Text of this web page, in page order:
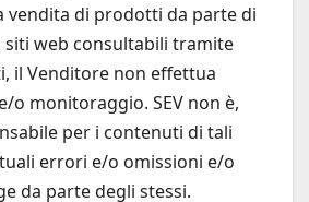
vendita di prodotti da parte di
siti web consultabili tramite
il Venditore non effettua
o monitoraggio. SEV non è,
per i contenuti di tali
errori e/o omissioni e/o
da parte degli stessi.